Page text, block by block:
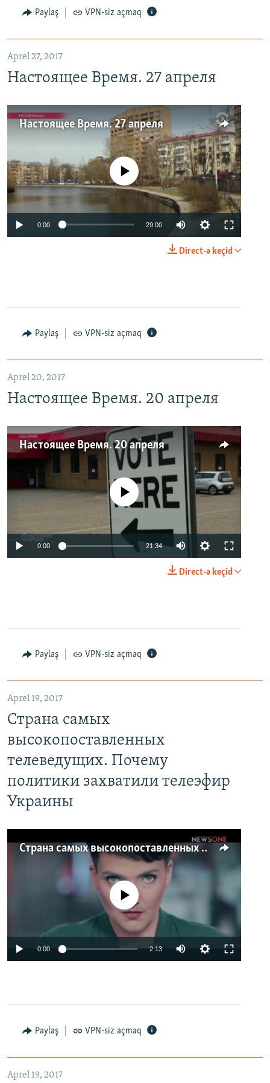
Paylaş VPN-siz açmaq
Aprel 27, 2017
Настоящее Время. 27 апреля
Настоящее Время. 27 апреля
No media source currently available
0:00 29:00
Direct-ə keçid
Paylaş VPN-siz açmaq
Aprel 20, 2017
Настоящее Время. 20 апреля
Настоящее Время. 20 апреля
No media source currently available
0:00 21:34
Direct-ə keçid
Paylaş VPN-siz açmaq
Aprel 19, 2017
Страна самых
высокопоставленных
телеведущих. Почему
политики захватили телеэфир
Украины
Страна самых высокопоставленных телеведущих. Почему политики захватили телеэфир Украины
No media source currently available
0:00 2:13
Paylaş VPN-siz açmaq
Aprel 19, 2017